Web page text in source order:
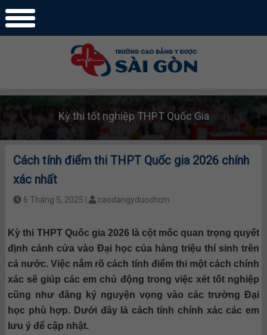
Kỳ thi tốt nghiệp THPT Quốc Gia
Cách tính điểm thi THPT Quốc gia 2026 chính
xác nhất
6 Tháng 5, 2025 | caodangyduochcm
Kỳ thi THPT Quốc gia 2026 là cột mốc quan trọng quyết
định cánh cửa vào Đại học của hàng triệu thí sinh trên
cả nước. Việc nắm rõ cách tính điểm thi một cách chính
xác sẽ giúp các em chủ động trong việc xét tốt nghiệp
cũng như đăng ký nguyện vọng vào các trường Đại
học phù hợp. Dưới đây là cách tính chính xác các em
lưu ý để cập nhật.